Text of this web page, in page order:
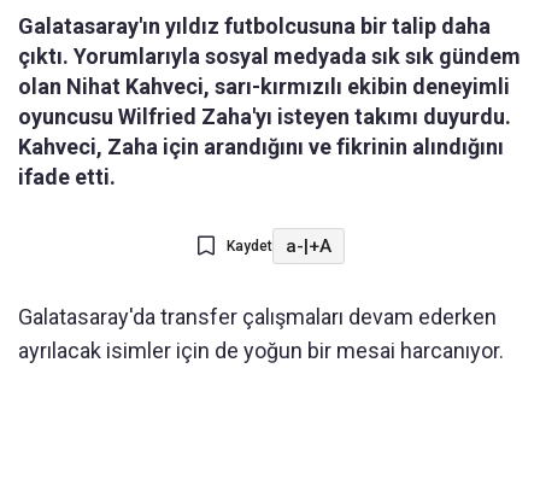
Galatasaray'ın yıldız futbolcusuna bir talip daha
çıktı. Yorumlarıyla sosyal medyada sık sık gündem
olan Nihat Kahveci, sarı-kırmızılı ekibin deneyimli
oyuncusu Wilfried Zaha'yı isteyen takımı duyurdu.
Kahveci, Zaha için arandığını ve fikrinin alındığını
ifade etti.
Kaydet a-|+A
Galatasaray'da transfer çalışmaları devam ederken
ayrılacak isimler için de yoğun bir mesai harcanıyor.